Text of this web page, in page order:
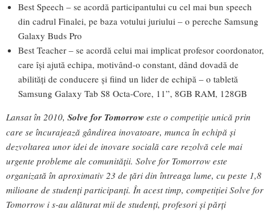
Best Speech – se acordă participantului cu cel mai bun speech
din cadrul Finalei, pe baza votului juriului – o pereche Samsung
Galaxy Buds Pro
Best Teacher – se acordă celui mai implicat profesor coordonator,
care își ajută echipa, motivând-o constant, dând dovadă de
abilități de conducere și fiind un lider de echipă – o tabletă
Samsung Galaxy Tab S8 Octa-Core, 11”, 8GB RAM, 128GB
Lansat în 2010, Solve for Tomorrow este o competiție unică prin
care se încurajează gândirea inovatoare, munca în echipă și
dezvoltarea unor idei de inovare socială care rezolvă cele mai
urgente probleme ale comunității. Solve for Tomorrow este
organizată în aproximativ 23 de țări din întreaga lume, cu peste 1,8
milioane de studenți participanți. În acest timp, competiției Solve for
Tomorrow i s-au alăturat mii de studenți, profesori și părți